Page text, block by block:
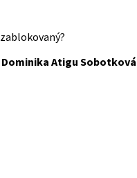
zablokovaný?
Dominika Atigu Sobotková